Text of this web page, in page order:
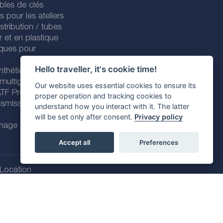
Hello traveller, it's cookie time!
Our website uses essential cookies to ensure its
proper operation and tracking cookies to
understand how you interact with it. The latter
will be set only after consent. Privacy policy
Accept all Preferences
de clés
pour les ateliers
/ tubes
et en plastique
pour
Premium
Location